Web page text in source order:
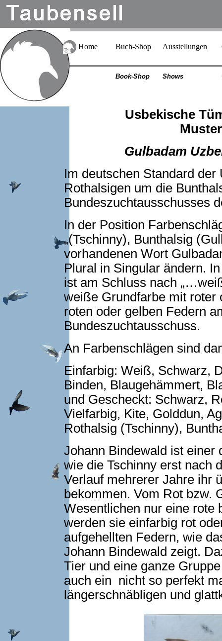
Home Buch-Shop Ausstellungen
Book-Shop Shows
Usbekische
Gulbadam
Im deutschen Standard
Rothalsigen um die
Bundeszuchtausschusses
In der Position
„(Tschinny), Bunthalsig
vorhandenen Wort
Plural in Singular ändern.
ist am Schluss nach
weiße Grundfarbe mit roter
roten oder gelben Federn
Bundeszuchtausschuss.
An Farbenschlägen sind
Einfarbig: Weiß, Schwarz,
Binden, Blaugehämmert,
und Gescheckt: Schwarz,
Vielfarbig, Kite, Golddun,
Rothalsig (Tschinny),
Johann Bindewald ist einer
wie die Tschinny erst nach
Verlauf mehrerer Jahre ihr
bekommen. Vom Rot bzw.
Wesentlichen nur eine rote
werden sie einfarbig rot
aufgehellten Federn, wie
Johann Bindewald zeigt.
Tier und eine ganze
auch ein nicht so perfekt
längerschnäbligen und